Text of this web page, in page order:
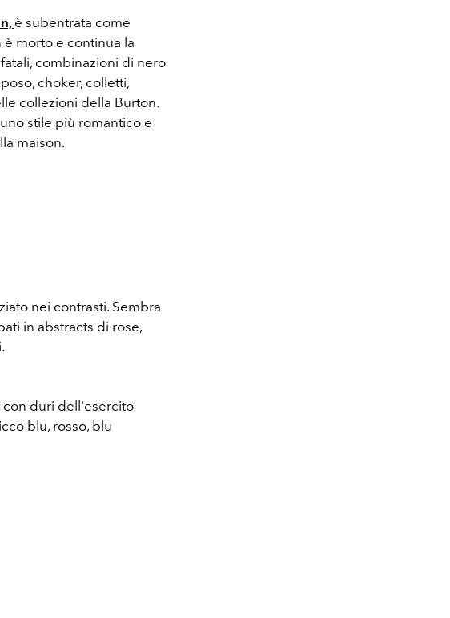
è subentrata come
morto e continua la
combinazioni di nero
choker, colletti,
collezioni della Burton.
stile più romantico e
maison.
nei contrasti. Sembra
in abstracts di rose,
con duri dell'esercito
blu, rosso, blu